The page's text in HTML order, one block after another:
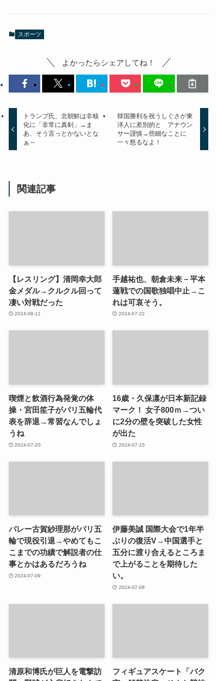
スポーツ
よかったらシェアしてね！
トランプ氏、北朝鮮は非核
化に「非常に真剣」→ま
あ、そう言っとかないとな
ぁ～
韓国勝利を祝うしぐさが東
洋人に差別的と アナウン
サー謹慎→些細なことに
一々怒るなよ！
関連記事
【レスリング】清岡幸大郎
金メダル→クルクル回って
凄い対戦だった
2024-08-11
手越祐也、朝倉未来－平本
蓮戦での国歌独唱中止→こ
れは可哀そう。
2024-07-22
喫煙と飲酒行為発覚の体
操・宮田笙子がパリ五輪代
表を辞退→常習なんでしょ
うね
2024-07-20
16歳・久保凛が日本新記録
マーク！ 女子800ｍ→つい
に2分の壁を突破した女性
が出た
2024-07-15
バレー古賀紗理那がパリ五
輪で現役引退→やめてもこ
こまでの功績で解説者の仕
事とかはあるだろうね
2024-07-09
伊藤美誠 国際大会で1年半
ぶりの復活V→中国選手と
五分に渡り合えるところま
で上がることを期待した
い。
2024-07-08
清原和博氏が巨人を電撃訪
フィギュアスケート「バク